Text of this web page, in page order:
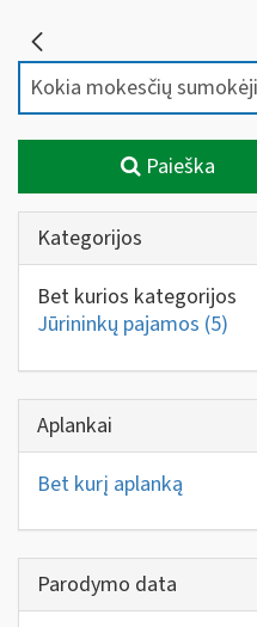
Paieška
Kategorijos
Bet kurios kategorijos
Jūrininkų pajamos (5)
Aplankai
Bet kurį aplanką
Parodymo data